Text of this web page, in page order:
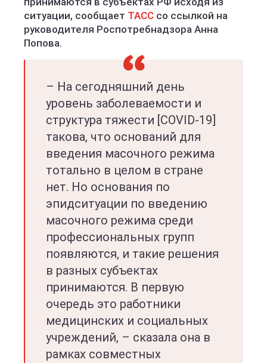
ситуации, сообщает ТАСС со ссылкой на
руководителя Роспотребнадзора Анна
Попова.
– На сегодняшний день
уровень заболеваемости и
структура тяжести [COVID-19]
такова, что оснований для
введения масочного режима
тотально в целом в стране
нет. Но основания по
эпидситуации по введению
масочного режима среди
профессиональных групп
появляются, и такие решения
в разных субъектах
принимаются. В первую
очередь это работники
медицинских и социальных
учреждений, – сказала она в
рамках совместных